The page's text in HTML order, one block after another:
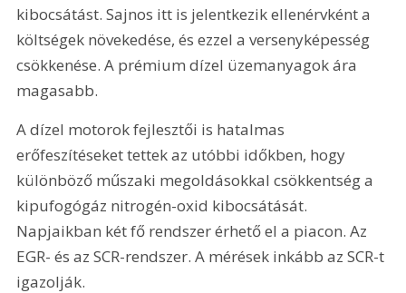
kibocsátást. Sajnos itt is jelentkezik ellenérvként a
költségek növekedése, és ezzel a versenyképesség
csökkenése. A prémium dízel üzemanyagok ára
magasabb.
A dízel motorok fejlesztői is hatalmas
erőfeszítéseket tettek az utóbbi időkben, hogy
különböző műszaki megoldásokkal csökkentség a
kipufogógáz nitrogén-oxid kibocsátását.
Napjaikban két fő rendszer érhető el a piacon. Az
EGR- és az SCR-rendszer. A mérések inkább az SCR-t
igazolják.